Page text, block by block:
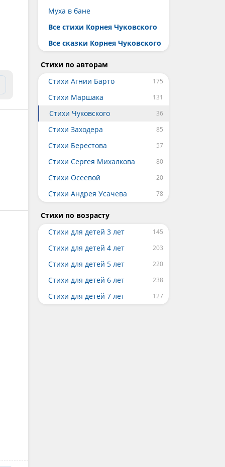
Муха в бане
Все стихи Корнея Чуковского
Все сказки Корнея Чуковского
Стихи по авторам
Стихи Агнии Барто
Стихи Маршака
Стихи Чуковского
Стихи Заходера
Стихи Берестова
Стихи Сергея Михалкова
Стихи Осеевой
Стихи Андрея Усачева
Стихи по возрасту
Стихи для детей 3 лет
Стихи для детей 4 лет
Стихи для детей 5 лет
Стихи для детей 6 лет
Стихи для детей 7 лет